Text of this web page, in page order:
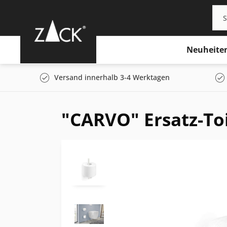
Versand innerhalb 3-4 Werktagen
"CARVO" Ersatz-